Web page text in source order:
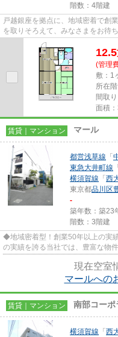
階数：4階建
戸越銀座を拠点に、地域密着で創
を取りそろえて、みなさまをお待
12.5
(管理
敷：1
所在
間取
面積
賃貸｜マンション マール
都営浅草線 「
東急大井町線 「
横須賀線 「 西
東京都品川区
-
築年数：築23
階数：3階建
◆地域密着型！創業50年以上の実
の実績を誇る当社では、豊富な物
現在空室
マールへの
賃貸｜マンション 南部コーポ
横須賀線 「 西